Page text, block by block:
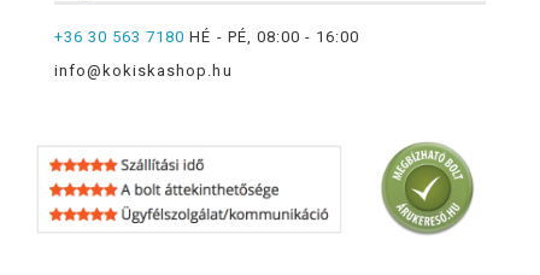
+36 30 563 7180 HÉ - PÉ, 08:00 - 16:00
info@kokiskashop.hu